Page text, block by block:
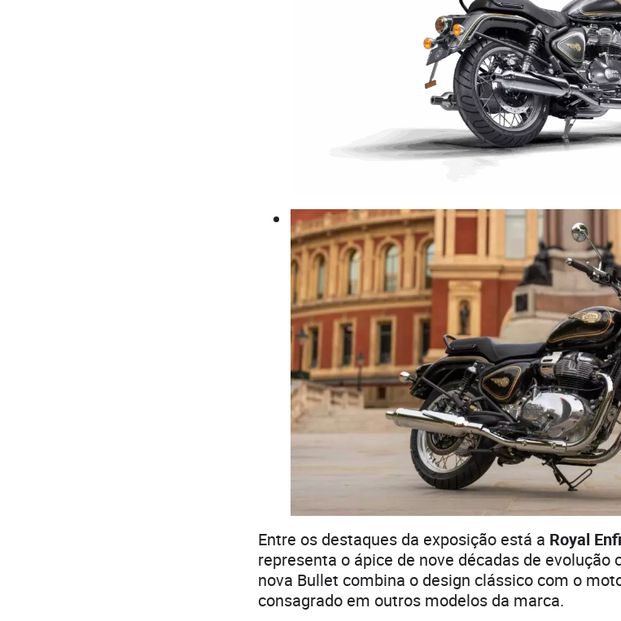
Entre os destaques da exposição está a Royal
representa o ápice de nove décadas de evolução
nova Bullet combina o design clássico com o
consagrado em outros modelos da marca.